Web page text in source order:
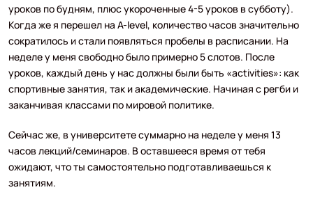
уроков по будням, плюс укороченные 4-5 уроков в субботу).
Когда же я перешел на A-level, количество часов значительно
сократилось и стали появляться пробелы в расписании. На
неделе у меня свободно было примерно 5 слотов. После
уроков, каждый день у нас должны были быть «activities»: как
спортивные занятия, так и академические. Начиная с регби и
заканчивая классами по мировой политике.
Сейчас же, в университете суммарно на неделе у меня 13
часов лекций/семинаров. В оставшееся время от тебя
ожидают, что ты самостоятельно подготавливаешься к
занятиям.